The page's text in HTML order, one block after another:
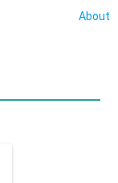
About